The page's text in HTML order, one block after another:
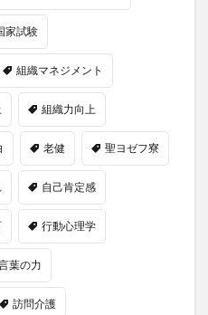
家試験
組織マネジメント
組織力向上
老健 聖ヨゼフ寮
自己肯定感
行動心理学
葉の力
訪問介護